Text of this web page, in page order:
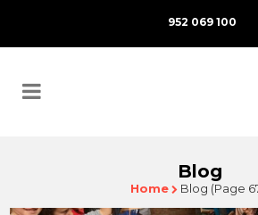
952 069 100
Blog
Home Blog (Page